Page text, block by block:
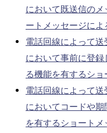
において既送信の
ートメッセージによ
電話回線によって
において事前に登
る機能を有するシ
電話回線によって
においてコードや
を有するショート